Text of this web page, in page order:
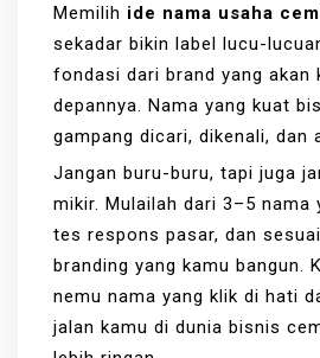
Memilih ide nama usaha
sekadar bikin label lucu-
fondasi dari brand yang akan
depannya. Nama yang kuat
gampang dicari, dikenali, dan
Jangan buru-buru, tapi juga
mikir. Mulailah dari 3–5 nama
tes respons pasar, dan
branding yang kamu bangun.
nemu nama yang klik di hati
jalan kamu di dunia bisnis